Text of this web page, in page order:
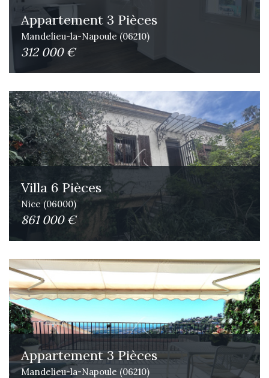
Appartement 3 Pièces
Mandelieu-la-Napoule (06210)
312 000 €
Villa 6 Pièces
Nice (06000)
861 000 €
Appartement 3 Pièces
Mandelieu-la-Napoule (06210)